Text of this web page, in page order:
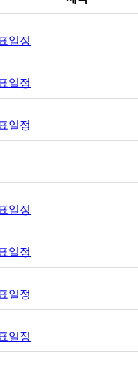
일정
일정
일정
일정
일정
일정
일정